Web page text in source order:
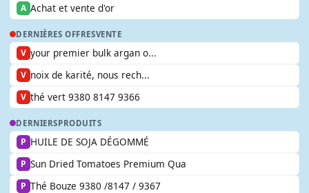
A Achat et vente d'or
DERNIÈRES OFFRESVENTE
V your premier bulk argan o...
V noix de karité, nous rech...
V thé vert 9380 8147 9366
DERNIERSPRODUITS
P HUILE DE SOJA DÉGOMMÉ
P Sun Dried Tomatoes Premium Qua
P Thé Bouze 9380 /8147 / 9367